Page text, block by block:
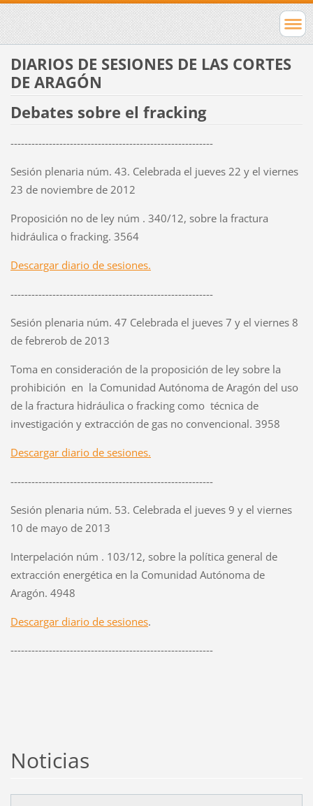
DIARIOS DE SESIONES DE LAS CORTES
DE ARAGÓN
Debates sobre el fracking
----------------------------------------------------------
Sesión plenaria núm. 43. Celebrada el jueves 22 y el viernes
23 de noviembre de 2012
Proposición no de ley núm . 340/12, sobre la fractura
hidráulica o fracking. 3564
Descargar diario de sesiones.
----------------------------------------------------------
Sesión plenaria núm. 47 Celebrada el jueves 7 y el viernes 8
de febrerob de 2013
Toma en consideración de la proposición de ley sobre la
prohibición en la Comunidad Autónoma de Aragón del uso
de la fractura hidráulica o fracking como técnica de
investigación y extracción de gas no convencional. 3958
Descargar diario de sesiones.
----------------------------------------------------------
Sesión plenaria núm. 53. Celebrada el jueves 9 y el viernes
10 de mayo de 2013
Interpelación núm . 103/12, sobre la política general de
extracción energética en la Comunidad Autónoma de
Aragón. 4948
Descargar diario de sesiones.
----------------------------------------------------------
Noticias